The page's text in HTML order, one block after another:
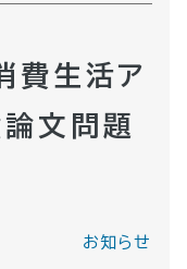
費生活ア
文問題
お知らせ